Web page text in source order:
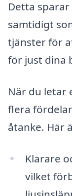
Detta
samtidigt
tjänster för
för just dina
När du letar
flera
åtanke. Här
Klarare
vilket